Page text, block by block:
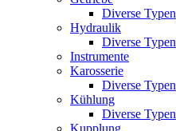
Diverse Typen
Hydraulik
Diverse Typen
Instrumente
Karosserie
Diverse Typen
Kühlung
Diverse Typen
Kupplung